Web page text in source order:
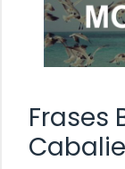
Frases